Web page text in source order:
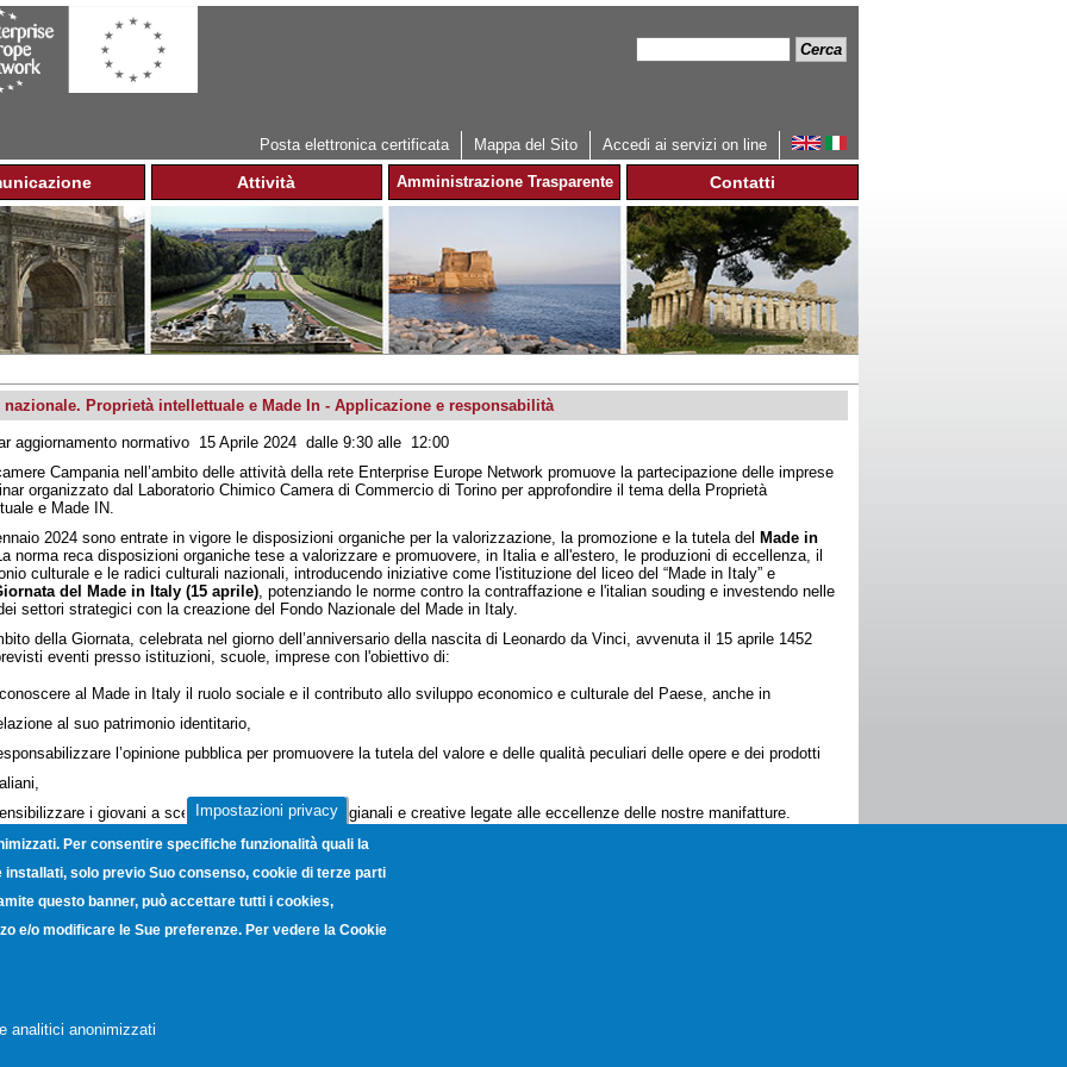
Accedi ai servizi on line
Mappa del Sito
Posta elettronica certificata
Attività Amministrazione Trasparente Contatti
nazionale. Proprietà intellettuale e Made In - Applicazione e responsabilità
aggiornamento normativo 15 Aprile 2024 dalle 9:30 alle 12:00
Campania nell’ambito delle attività della rete Enterprise Europe Network promuove la partecipazione delle imprese
organizzato dal Laboratorio Chimico Camera di Commercio di Torino per approfondire il tema della Proprietà
e Made IN.
2024 sono entrate in vigore le disposizioni organiche per la valorizzazione, la promozione e la tutela del Made in
norma reca disposizioni organiche tese a valorizzare e promuovere, in Italia e all'estero, le produzioni di eccellenza, il
culturale e le radici culturali nazionali, introducendo iniziative come l'istituzione del liceo del “Made in Italy” e
del Made in Italy (15 aprile), potenziando le norme contro la contraffazione e l'italian souding e investendo nelle
settori strategici con la creazione del Fondo Nazionale del Made in Italy.
della Giornata, celebrata nel giorno dell’anniversario della nascita di Leonardo da Vinci, avvenuta il 15 aprile 1452
eventi presso istituzioni, scuole, imprese con l'obiettivo di:
al Made in Italy il ruolo sociale e il contributo allo sviluppo economico e culturale del Paese, anche in
al suo patrimonio identitario,
l’opinione pubblica per promuovere la tutela del valore e delle qualità peculiari delle opere e dei prodotti
i giovani a scegliere le professioni artigianali e creative legate alle eccellenze delle nostre manifatture.
Impostazioni privacy
Per consentire specifiche funzionalità quali la
solo previo Suo consenso, cookie di terze parti
questo banner, può accettare tutti i cookies,
e/o modificare le Sue preferenze. Per vedere la Cookie
analitici anonimizzati